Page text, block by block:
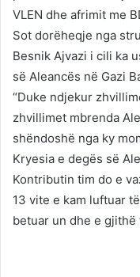
VLEN dhe afrimit me
Sot dorëheqje nga
Besnik Ajvazi i cili ka
së Aleancës në Gazi
“Duke ndjekur
zhvillimet mbrenda
shëndoshë nga ky
Kryesia e degës së
Kontributin tim do e
13 vite e kam luftuar
betuar un dhe e gjithë